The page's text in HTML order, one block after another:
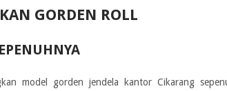
GORDEN ROLL
model gorden jendela kantor Cikarang